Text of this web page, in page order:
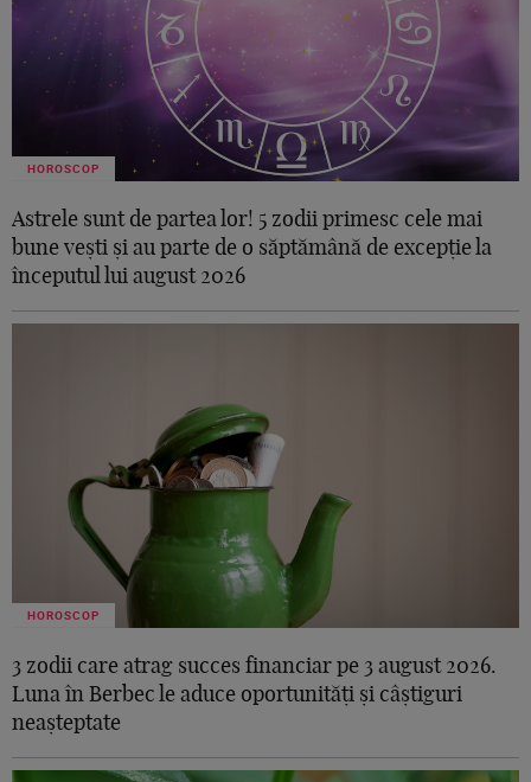
HOROSCOP
Astrele sunt de partea lor! 5 zodii primesc cele mai
bune vești și au parte de o săptămână de excepție la
începutul lui august 2026
HOROSCOP
3 zodii care atrag succes financiar pe 3 august 2026.
Luna în Berbec le aduce oportunități și câștiguri
neașteptate